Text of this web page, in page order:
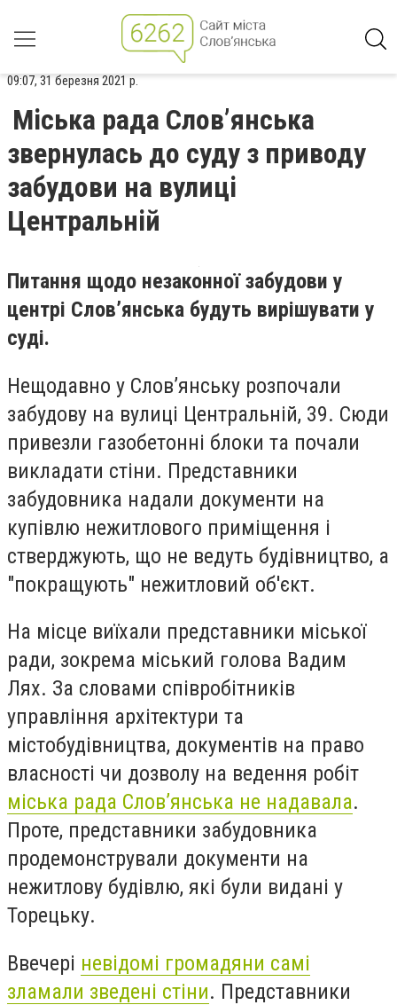
09:07, 31 березня 2021 р.
Міська рада Слов’янська
звернулась до суду з приводу
забудови на вулиці
Центральній
Питання щодо незаконної забудови у
центрі Слов’янська будуть вирішувати у
суді.
Нещодавно у Слов’янську розпочали
забудову на вулиці Центральній, 39. Сюди
привезли газобетонні блоки та почали
викладати стіни. Представники
забудовника надали документи на
купівлю нежитлового приміщення і
стверджують, що не ведуть будівництво, а
"покращують" нежитловий об'єкт.
На місце виїхали представники міської
ради, зокрема міський голова Вадим
Лях. За словами співробітників
управління архітектури та
містобудівництва, документів на право
власності чи дозволу на ведення робіт
міська рада Слов’янська не надавала.
Проте, представники забудовника
продемонстрували документи на
нежитлову будівлю, які були видані у
Торецьку.
Ввечері невідомі громадяни самі
зламали зведені стіни. Представники